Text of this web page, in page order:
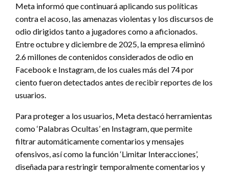
Meta informó que continuará aplicando sus políticas
contra el acoso, las amenazas violentas y los discursos de
odio dirigidos tanto a jugadores como a aficionados.
Entre octubre y diciembre de 2025, la empresa eliminó
2.6 millones de contenidos considerados de odio en
Facebook e Instagram, de los cuales más del 74 por
ciento fueron detectados antes de recibir reportes de los
usuarios.
Para proteger a los usuarios, Meta destacó herramientas
como ‘Palabras Ocultas’ en Instagram, que permite
filtrar automáticamente comentarios y mensajes
ofensivos, así como la función ‘Limitar Interacciones’,
diseñada para restringir temporalmente comentarios y